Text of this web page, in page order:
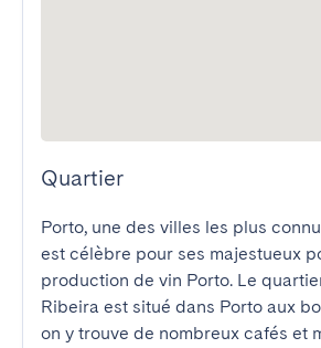
Quartier
Porto, une des villes les plus
est célèbre pour ses majestueux
production de vin Porto. Le
Ribeira est situé dans Porto aux
on y trouve de nombreux cafés et